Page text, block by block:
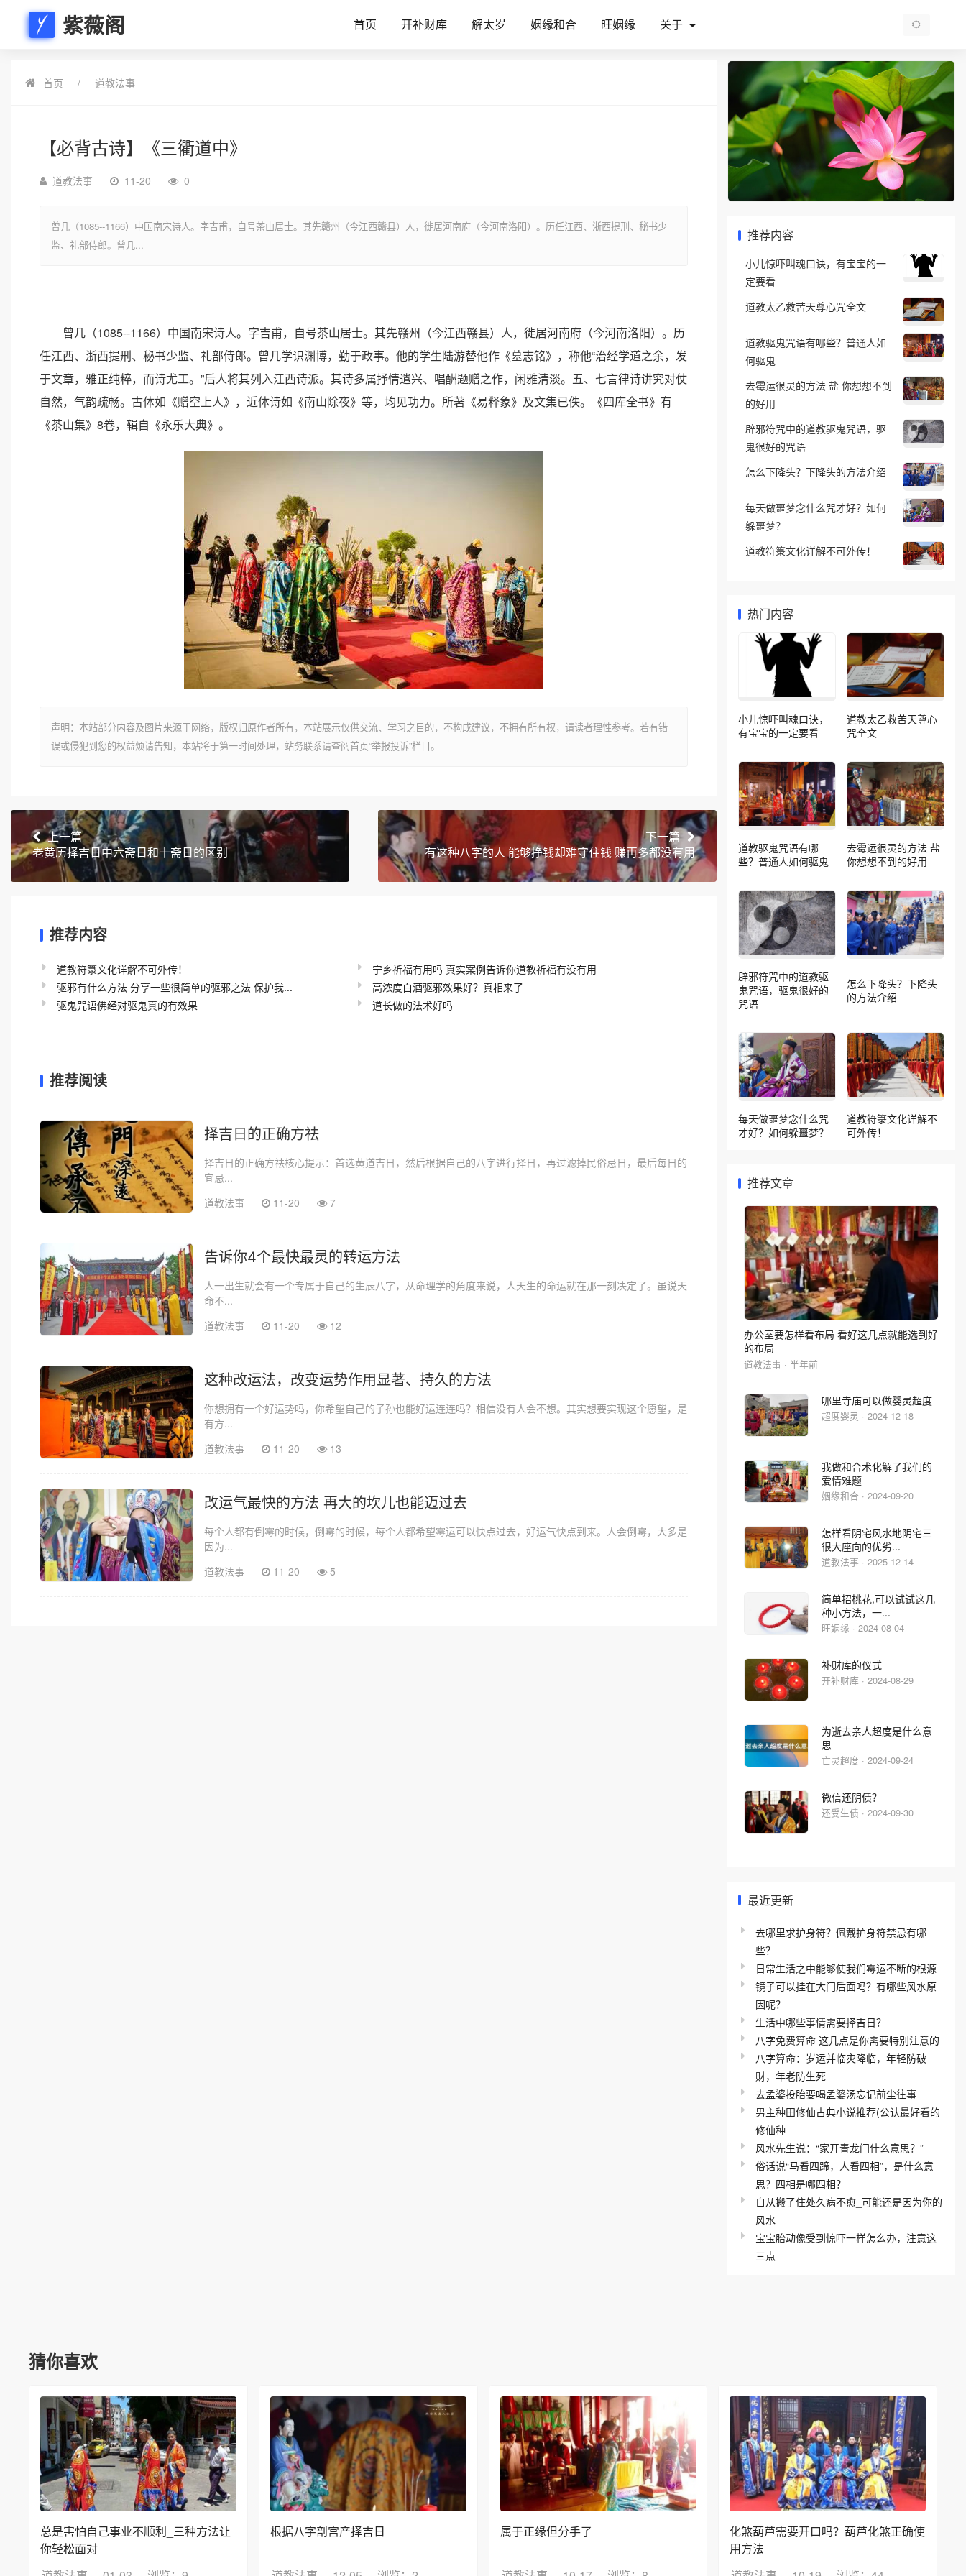
紫薇阁 首页 开补财库 解太岁 姻缘和合 旺姻缘 关于
首页 道教法事
【必背古诗】《三衢道中》
道教法事 11-20 0
曾几（1085--1166）中国南宋诗人。字吉甫，自号茶山居士。其先赣州（今江西赣县）人，徙居河南府（今河南洛阳）。历任江西、浙西提刑、秘书少
监、礼部侍郎。曾几...
曾几（1085--1166）中国南宋诗人。字吉甫，自号茶山居士。其先赣州（今江西赣县）人，徙居河南府（今河南洛阳）。历
任江西、浙西提刑、秘书少监、礼部侍郎。曾几学识渊博，勤于政事。他的学生陆游替他作《墓志铭》，称他“治经学道之余，发
于文章，雅正纯粹，而诗尤工。”后人将其列入江西诗派。其诗多属抒情遣兴、唱酬题赠之作，闲雅清淡。五、七言律诗讲究对仗
自然，气韵疏畅。古体如《赠空上人》，近体诗如《南山除夜》等，均见功力。所著《易释象》及文集已佚。《四库全书》有
《茶山集》8卷，辑自《永乐大典》。
声明：本站部分内容及图片来源于网络，版权归原作者所有，本站展示仅供交流、学习之目的，不构成建议，不拥有所有权，请读者理性参考。若有错
误或侵犯到您的权益烦请告知，本站将于第一时间处理，站务联系请查阅首页“举报投诉”栏目。
上一篇
老黄历择吉日中六斋日和十斋日的区别
下一篇
有这种八字的人 能够挣钱却难守住钱 赚再多都没有用
推荐内容
道教符箓文化详解不可外传！
宁乡祈福有用吗 真实案例告诉你道教祈福有没有用
驱邪有什么方法 分享一些很简单的驱邪之法 保护我...
高浓度白酒驱邪效果好？真相来了
驱鬼咒语佛经对驱鬼真的有效果
道长做的法术好吗
推荐阅读
择吉日的正确方祛
择吉日的正确方祛核心提示：首选黄道吉日，然后根据自己的八字进行择日，再过滤掉民俗忌日，最后每日的
宜忌...
道教法事
11-20 7
告诉你4个最快最灵的转运方法
人一出生就会有一个专属于自己的生辰八字，从命理学的角度来说，人天生的命运就在那一刻决定了。虽说天
命不...
道教法事
11-20 12
这种改运法，改变运势作用显著、持久的方法
你想拥有一个好运势吗，你希望自己的子孙也能好运连连吗？相信没有人会不想。其实想要实现这个愿望，是
有方...
道教法事
11-20 13
改运气最快的方法 再大的坎儿也能迈过去
每个人都有倒霉的时候，倒霉的时候，每个人都希望霉运可以快点过去，好运气快点到来。人会倒霉，大多是
因为...
道教法事
11-20 5
推荐内容
小儿惊吓叫魂口诀，有宝宝的一
定要看
道教太乙救苦天尊心咒全文
道教驱鬼咒语有哪些？普通人如
何驱鬼
去霉运很灵的方法 盐 你想想不到
的好用
辟邪符咒中的道教驱鬼咒语，驱
鬼很好的咒语
怎么下降头？下降头的方法介绍
每天做噩梦念什么咒才好？如何
躲噩梦？
道教符箓文化详解不可外传！
热门内容
小儿惊吓叫魂口诀，
有宝宝的一定要看
道教太乙救苦天尊心
咒全文
道教驱鬼咒语有哪
些？普通人如何驱鬼
去霉运很灵的方法 盐
你想想不到的好用
辟邪符咒中的道教驱
鬼咒语，驱鬼很好的
咒语
怎么下降头？下降头
的方法介绍
每天做噩梦念什么咒
才好？如何躲噩梦？
道教符箓文化详解不
可外传！
推荐文章
办公室要怎样看布局 看好这几点就能选到好
的布局
道教法事 · 半年前
哪里寺庙可以做婴灵超度
超度婴灵 · 2024-12-18
我做和合术化解了我们的
爱情难题
姻缘和合 · 2024-09-20
怎样看阴宅风水地阴宅三
很大座向的优劣...
道教法事 · 2025-12-14
简单招桃花,可以试试这几
种小方法，一...
旺姻缘 · 2024-08-04
补财库的仪式
开补财库 · 2024-08-29
为逝去亲人超度是什么意
思
亡灵超度 · 2024-09-24
微信还阴债？
还受生债 · 2024-09-30
最近更新
去哪里求护身符？佩戴护身符禁忌有哪
些？
日常生活之中能够使我们霉运不断的根源
镜子可以挂在大门后面吗？有哪些风水原
因呢？
生活中哪些事情需要择吉日？
八字免费算命 这几点是你需要特别注意的
八字算命：岁运并临灾降临，年轻防破
财，年老防生死
去孟婆投胎要喝孟婆汤忘记前尘往事
男主种田修仙古典小说推荐(公认最好看的
修仙种
风水先生说：“家开青龙门什么意思？”
俗话说“马看四蹄，人看四相”，是什么意
思？四相是哪四相？
自从搬了住处久病不愈_可能还是因为你的
风水
宝宝胎动像受到惊吓一样怎么办，注意这
三点
猜你喜欢
总是害怕自己事业不顺利_三种方法让
你轻松面对
根据八字剖宫产择吉日 属于正缘但分手了
化煞葫芦需要开口吗？葫芦化煞正确使
用方法